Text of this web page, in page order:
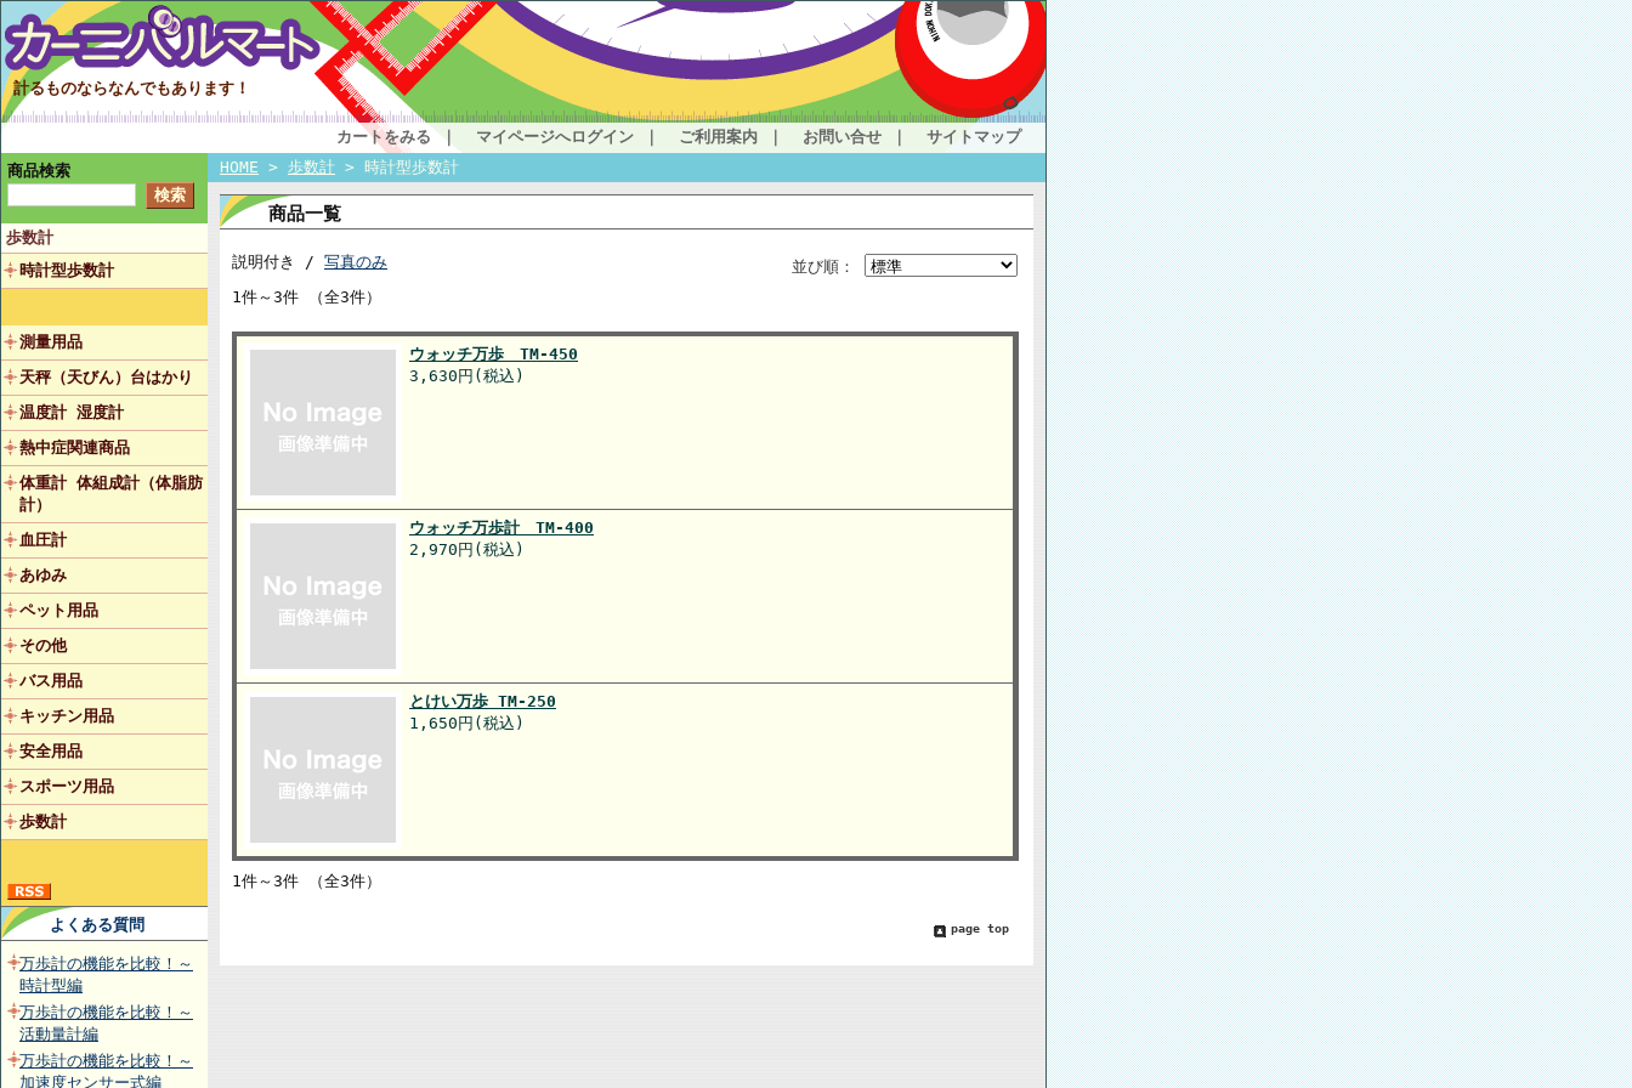
計るものならなんでもあります！
カートをみる マイページへログイン ご利用案内 お問い合せ
サイトマップ
商品検索
歩数計
時計型歩数計
測量用品
天秤（天びん）台はかり
温度計 湿度計
熱中症関連商品
体重計 体組成計（体脂肪
計）
血圧計
あゆみ
ペット用品
その他
バス用品
キッチン用品
安全用品
スポーツ用品
歩数計
よくある質問
万歩計の機能を比較！～
時計型編
万歩計の機能を比較！～
活動量計編
万歩計の機能を比較！～
加速度センサー式編
HOME > 歩数計 > 時計型歩数計
商品一覧
並び順：
説明付き / 写真のみ
1件～3件 （全3件）
ウォッチ万歩 TM-450
3,630円(税込)
ウォッチ万歩計 TM-400
2,970円(税込)
とけい万歩 TM-250
1,650円(税込)
1件～3件 （全3件）
page top